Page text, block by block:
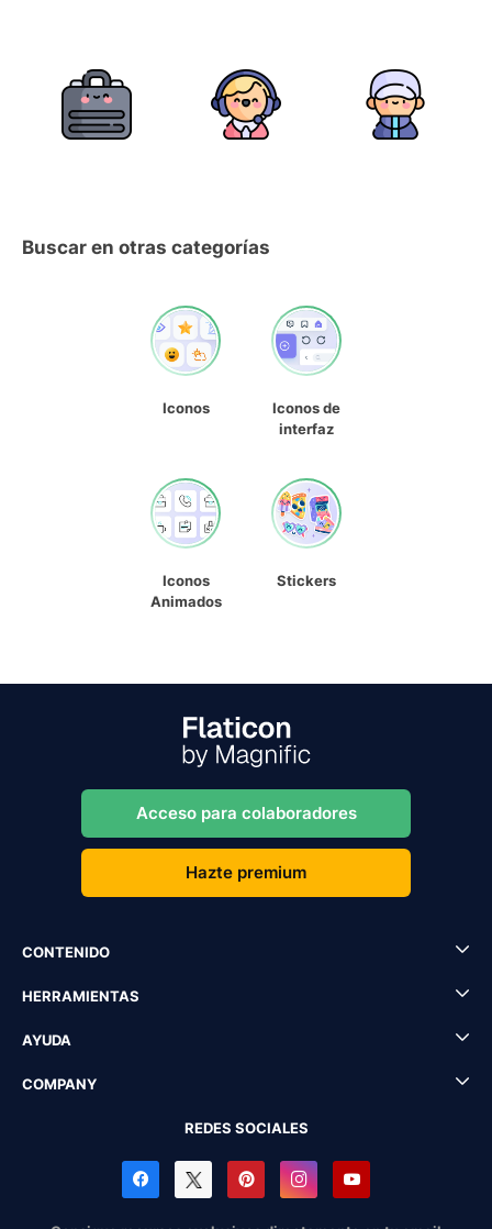
Buscar en otras categorías
Iconos
Iconos de
interfaz
Iconos
Animados
Stickers
Acceso para colaboradores
Hazte premium
CONTENIDO
HERRAMIENTAS
AYUDA
COMPANY
REDES SOCIALES